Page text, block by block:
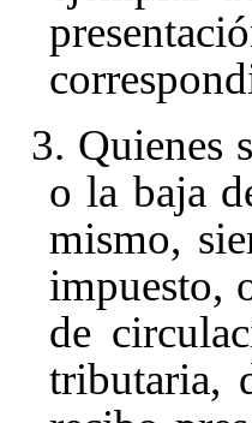
3. Quienes
o la baja
mismo,
impuesto,
de
tributaria,